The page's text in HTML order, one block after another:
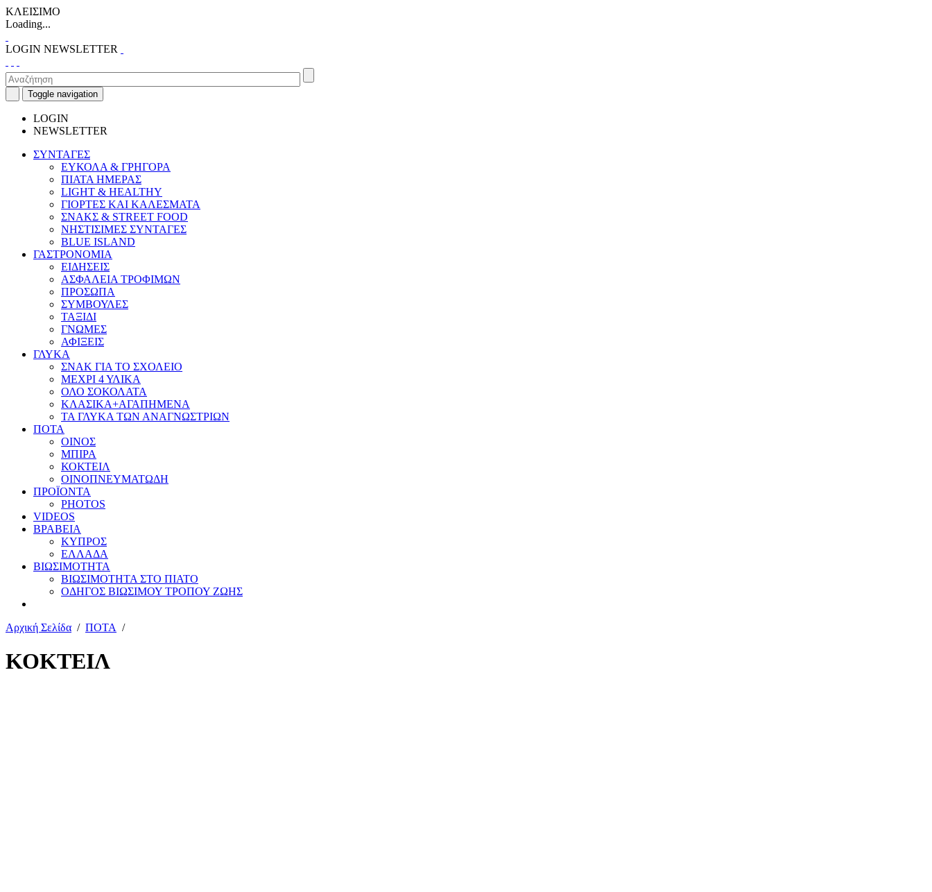
ΚΛΕΙΣΙΜΟ
Loading...
LOGIN NEWSLETTER
Toggle navigation
LOGIN
NEWSLETTER
ΣΥΝΤΑΓΕΣ
ΕΥΚΟΛΑ & ΓΡΗΓΟΡΑ
ΠΙΑΤΑ ΗΜΕΡΑΣ
LIGHT & HEALTHY
ΓΙΟΡΤΕΣ ΚΑΙ ΚΑΛΕΣΜΑΤΑ
ΣΝΑΚΣ & STREET FOOD
ΝΗΣΤΙΣΙΜΕΣ ΣΥΝΤΑΓΕΣ
BLUE ISLAND
ΓΑΣΤΡΟΝΟΜΙΑ
ΕΙΔΗΣΕΙΣ
ΑΣΦΑΛΕΙΑ ΤΡΟΦΙΜΩΝ
ΠΡΟΣΩΠΑ
ΣΥΜΒΟΥΛΕΣ
ΤΑΞΙΔΙ
ΓΝΩΜΕΣ
ΑΦΙΞΕΙΣ
ΓΛΥΚΑ
ΣΝΑΚ ΓΙΑ ΤΟ ΣΧΟΛΕΙΟ
ΜΕΧΡΙ 4 ΥΛΙΚΑ
ΟΛΟ ΣΟΚΟΛΑΤΑ
ΚΛΑΣΙΚΑ+ΑΓΑΠΗΜΕΝΑ
ΤΑ ΓΛΥΚΑ ΤΩΝ ΑΝΑΓΝΩΣΤΡΙΩΝ
ΠΟΤΑ
ΟΙΝΟΣ
ΜΠΙΡΑ
ΚΟΚΤΕΙΛ
ΟΙΝΟΠΝΕΥΜΑΤΩΔΗ
ΠΡΟΪΟΝΤΑ
PHOTOS
VIDEOS
ΒΡΑΒΕΙΑ
ΚΥΠΡΟΣ
ΕΛΛΑΔΑ
ΒΙΩΣΙΜΟΤΗΤΑ
ΒΙΩΣΙΜΟΤΗΤΑ ΣΤΟ ΠΙΑΤΟ
ΟΔΗΓΟΣ ΒΙΩΣΙΜΟΥ ΤΡΟΠΟΥ ΖΩΗΣ
Αρχική Σελίδα / ΠΟΤΑ /
ΚΟΚΤΕΙΛ